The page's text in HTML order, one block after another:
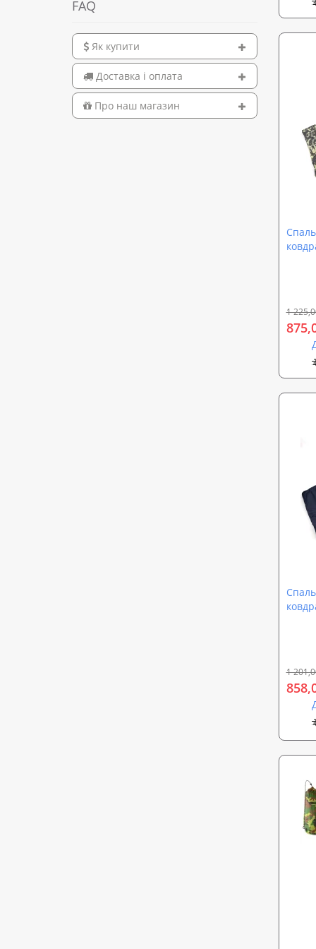
FAQ
Як купити
Доставка і оплата
Про наш магазин
1
1